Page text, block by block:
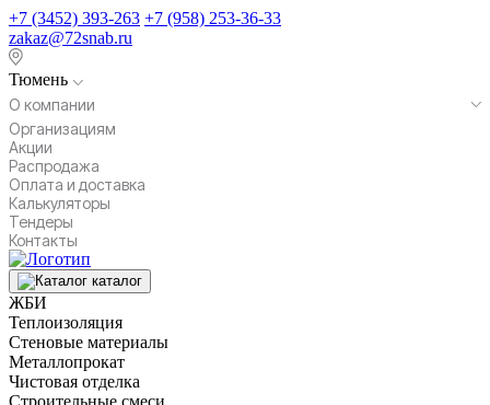
+7 (3452) 393-263 +7 (958) 253-36-33
zakaz@72snab.ru
Тюмень
О компании
Организациям
Акции
Распродажа
Оплата и доставка
Калькуляторы
Тендеры
Контакты
каталог
ЖБИ
Теплоизоляция
Стеновые материалы
Металлопрокат
Чистовая отделка
Строительные смеси